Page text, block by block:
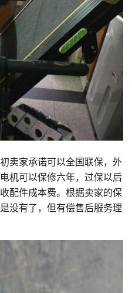
卖家承诺可以全国联保，外
机可以保修六年，过保以后
配件成本费。根据卖家的保
没有了，但有偿售后服务理